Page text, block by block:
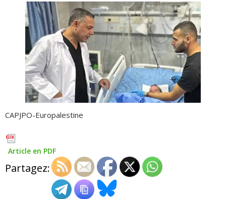
CAPJPO-Europalestine
Article en PDF
Partagez: